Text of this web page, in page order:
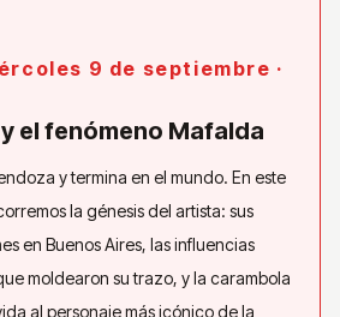
9 de septiembre ·
el fenómeno Mafalda
y termina en el mundo. En este
la génesis del artista: sus
en Buenos Aires, las influencias
moldearon su trazo, y la carambola
al personaje más icónico de la